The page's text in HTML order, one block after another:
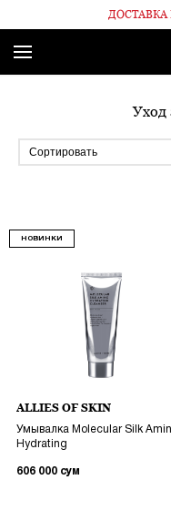
ДОСТАВКА
Уход за сухой
НОВИНКИ
ALLIES OF SKIN
Умывалка Molecular Silk
Hydrating
606 000 сум